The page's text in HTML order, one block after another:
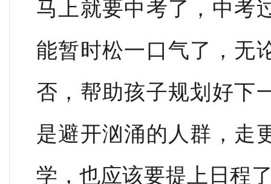
马上就要中考了，中考
能暂时松一口气了，无
否，帮助孩子规划好下
是避开汹涌的人群，走
学，也应该要提上日程